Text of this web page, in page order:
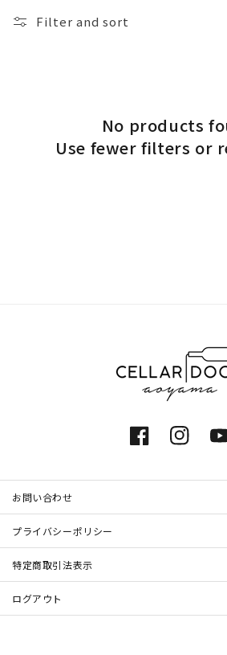
Filter and sort
No products
Use fewer filters or
Facebook
お問い合わせ
プライバシーポリシー
特定商取引法表示
ログアウト